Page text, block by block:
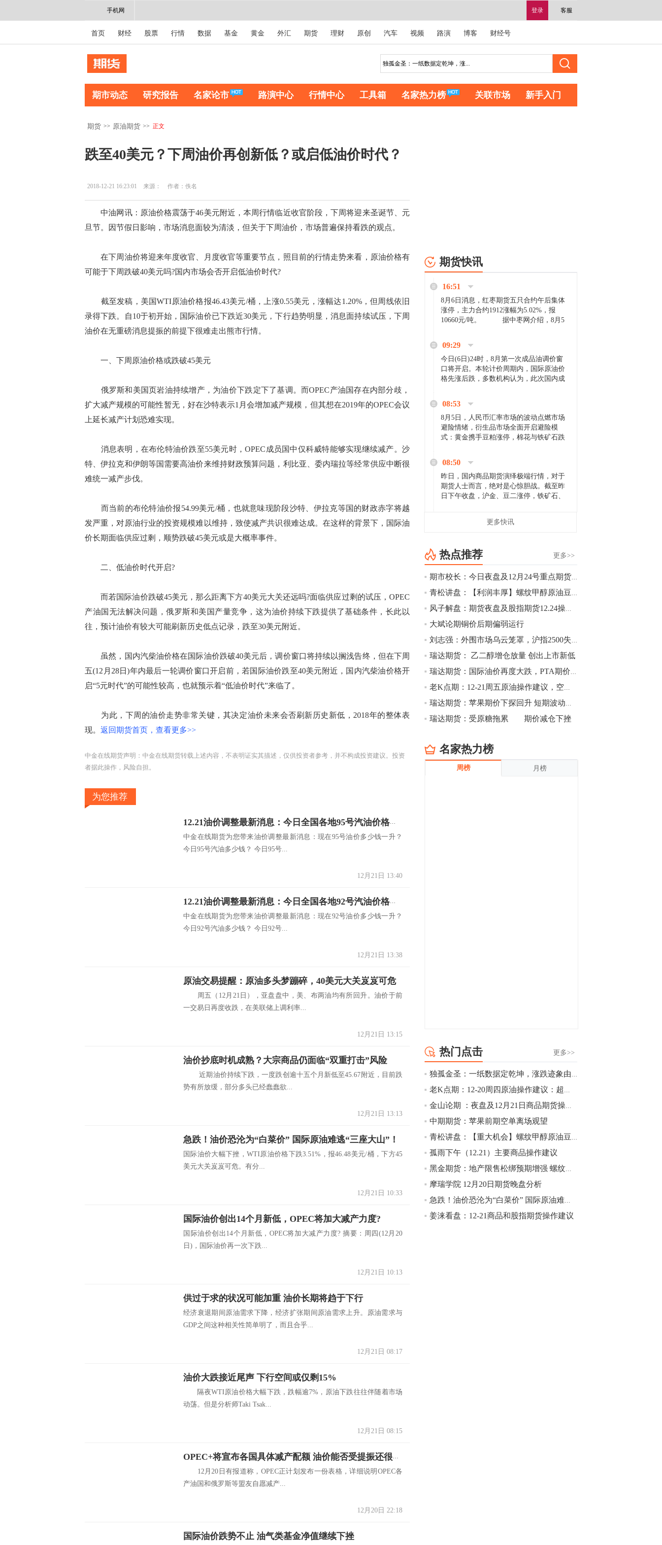
登录 客服
手机网
首页 财经 股票 行情 数据 基金 黄金 外汇 期货 理财 原创 汽车 视频 路演 博客 财经号
期市动态 研究报告 名家论市 路演中心 行情中心 工具箱 名家热力榜 关联市场 新手入门
期货 >> 原油期货 >> 正文
跌至40美元？下周油价再创新低？或启低油价时代？
2018-12-21 16:23:01 来源： 作者：佚名
中油网讯：原油价格震荡于46美元附近，本周行情临近收官阶段，下周将迎来圣诞节、元
旦节。因节假日影响，市场消息面较为清淡，但关于下周油价，市场普遍保持看跌的观点。
在下周油价将迎来年度收官、月度收官等重要节点，照目前的行情走势来看，原油价格有
可能于下周跌破40美元吗?国内市场会否开启低油价时代?
截至发稿，美国WTI原油价格报46.43美元/桶，上涨0.55美元，涨幅达1.20%，但周线依旧
录得下跌。自10于初开始，国际油价已下跌近30美元，下行趋势明显，消息面持续试压，下周
油价在无重磅消息提振的前提下很难走出熊市行情。
一、下周原油价格或跌破45美元
俄罗斯和美国页岩油持续增产，为油价下跌定下了基调。而OPEC产油国存在内部分歧，
扩大减产规模的可能性暂无，好在沙特表示1月会增加减产规模，但其想在2019年的OPEC会议
上延长减产计划恐难实现。
消息表明，在布伦特油价跌至55美元时，OPEC成员国中仅科威特能够实现继续减产。沙
特、伊拉克和伊朗等国需要高油价来维持财政预算问题，利比亚、委内瑞拉等经常供应中断很
难统一减产步伐。
而当前的布伦特油价报54.99美元/桶，也就意味现阶段沙特、伊拉克等国的财政赤字将越
发严重，对原油行业的投资规模难以维持，致使减产共识很难达成。在这样的背景下，国际油
价长期面临供应过剩，顺势跌破45美元或是大概率事件。
二、低油价时代开启?
而若国际油价跌破45美元，那么距离下方40美元大关还远吗?面临供应过剩的试压，OPEC
产油国无法解决问题，俄罗斯和美国产量竞争，这为油价持续下跌提供了基础条件，长此以
往，预计油价有较大可能刷新历史低点记录，跌至30美元附近。
虽然，国内汽柴油价格在国际油价跌破40美元后，调价窗口将持续以搁浅告终，但在下周
五(12月28日)年内最后一轮调价窗口开启前，若国际油价跌至40美元附近，国内汽柴油价格开
启“5元时代”的可能性较高，也就预示着“低油价时代”来临了。
为此，下周的油价走势非常关键，其决定油价未来会否刷新历史新低，2018年的整体表
现。 返回期货首页，查看更多>>
中金在线期货声明：中金在线期货转载上述内容，不表明证实其描述，仅供投资者参考，并不构成投资建议。投资
者据此操作，风险自担。
为您推荐
12.21油价调整最新消息：今日全国各地95号汽油价格查询一览
中金在线期货为您带来油价调整最新消息：现在95号油价多少钱一升？
今日95号汽油多少钱？ 今日95号...
12月21日 13:40
12.21油价调整最新消息：今日全国各地92号汽油价格查询一览
中金在线期货为您带来油价调整最新消息：现在92号油价多少钱一升？
今日92号汽油多少钱？ 今日92号...
12月21日 13:38
原油交易提醒：原油多头梦蹦碎，40美元大关岌岌可危
周五（12月21日），亚盘盘中，美、布两油均有所回升。油价于前
一交易日再度收跌，在美联储上调利率...
12月21日 13:15
油价抄底时机成熟？大宗商品仍面临“双重打击”风险
近期油价持续下跌，一度跌创逾十五个月新低至45.67附近，目前跌
势有所放缓，部分多头已经蠢蠢欲...
12月21日 13:13
急跌！油价恐沦为“白菜价” 国际原油难逃“三座大山”！
国际油价大幅下挫，WTI原油价格下跌3.51%，报46.48美元/桶，下方45
美元大关岌岌可危。有分...
12月21日 10:33
国际油价创出14个月新低，OPEC将加大减产力度?
国际油价创出14个月新低，OPEC将加大减产力度? 摘要：周四(12月20
日)，国际油价再一次下跌...
12月21日 10:13
供过于求的状况可能加重 油价长期将趋于下行
经济衰退期间原油需求下降，经济扩张期间原油需求上升。原油需求与
GDP之间这种相关性简单明了，而且合乎...
12月21日 08:17
油价大跌接近尾声 下行空间或仅剩15%
隔夜WTI原油价格大幅下跌，跌幅逾7%，原油下跌往往伴随着市场
动荡。但是分析师Taki Tsak...
12月21日 08:15
OPEC+将宣布各国具体减产配额 油价能否受提振还很难说
12月20日有报道称，OPEC正计划发布一份表格，详细说明OPEC各
产油国和俄罗斯等盟友自愿减产...
12月20日 22:18
国际油价跌势不止 油气类基金净值继续下挫
期货快讯
16:51
8月6日消息，红枣期货五只合约午后集体
涨停，主力合约1912涨幅为5.02%，报
10660元/吨。 据中枣网介绍，8月5
家好货依旧惜售挺...
09:29
今日(6日)24时，8月第一次成品油调价窗
口将开启。本轮计价周期内，国际原油价
格先涨后跌，多数机构认为，此次国内成
08:53
8月5日，人民币汇率市场的波动点燃市场
避险情绪，衍生品市场全面开启避险模
式：黄金携手豆粕涨停，棉花与铁矿石跌
场来看，汇率波动...
08:50
昨日，国内商品期货演绎极端行情，对于
期货人士而言，绝对是心惊胆战。截至昨
日下午收盘，沪金、豆二涨停，铁矿石、
[imgnobrwh] src=...
14:23
跌幅达6%，报689.5元/吨，刷新近两个月
低位。
14:20
方正有色研究团队：高度重视贵金属的阶
段性机会。自年初以来沪金上涨16.93%，
立涨势，白银将开启补涨，且涨幅超过黄
金，金银比有望高位回归。
13:55
豆二期货主力合约涨停，涨幅达3.98%，报
CBOT大豆期货市场上涨，11月期约收高
影响，夜盘连粕高位窄幅震荡，建议短线
操作为主。 ...
13:54
8月5日消息，内外盘贵金属强劲走升，沪
金主力合约涨停，涨幅3.99%，报334.00
幅扩大至4.4%。
10:43
【行情】芝加哥11月大豆期货跌0.4%，12
月玉米期货跌1%。
10:43
【行情】油脂油料期货表现抢眼，豆二期
2.5%，棕榈油涨近2%，菜粕涨1.54%。
10:17
【研报精选】国内期货机构对8月5日的原
油期货走势预测
更多快讯
更多>>
热点推荐
期市校长：今日夜盘及12月24号重点期货品种操盘策略
青松讲盘：【利润丰厚】螺纹甲醇原油豆粕pta等12月22日操作建议
风子解盘：期货夜盘及股指期货12.24操作建议
大斌论期铜价后期偏弱运行
刘志强：外围市场乌云笼罩，沪指2500失而复得
瑞达期货： 乙二醇增仓放量 创出上市新低
瑞达期货：国际油价再度大跌，PTA期价一度跌破6000关口
老K点期：12-21周五原油操作建议，空头一浪赶一浪
瑞达期货：苹果期价下探回升 短期波动加剧
瑞达期货：受原糖拖累 期价减仓下挫
名家热力榜
周榜 月榜
更多>>
热门点击
独孤金圣：一纸数据定乾坤，涨跌迹象由可循，低多黑色
老K点期：12-20周四原油操作建议：超跌反弹不做多，空头依旧强！
金山论期 ：夜盘及12月21日商品期货操作策略
中期期货：苹果前期空单离场观望
青松讲盘：【重大机会】螺纹甲醇原油豆粕pta等12月21日操作建议
孤雨下午（12.21）主要商品操作建议
黑金期货：地产限售松绑预期增强 螺纹钢资金大幅涌入
摩瑞学院 12月20日期货晚盘分析
急跌！油价恐沦为“白菜价” 国际原油难逃“三座大山”！
姜涞看盘：12-21商品和股指期货操作建议